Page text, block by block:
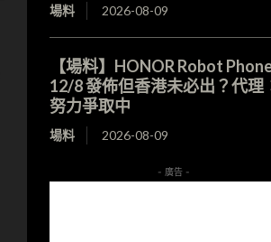
場料 2026-08-09
【場料】HONOR Robot
12/8 發佈但香港未必出？代理
努力爭取中
場料 2026-08-09
- 廣告 -